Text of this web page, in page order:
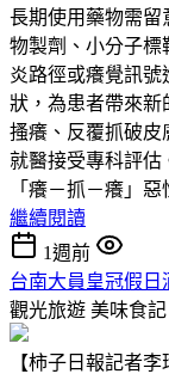
長期使用藥物需留
物製劑、小分子標
炎路徑或癢覺訊
狀，為患者帶來新
搔癢、反覆抓破皮
就醫接受專科評估
「癢－抓－癢」
繼續閱讀
1週前
台南大員皇冠假日
觀光旅遊 美味食記
【柿子日報記者